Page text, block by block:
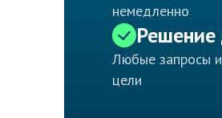
немедленно
Решение
Любые запросы
цели